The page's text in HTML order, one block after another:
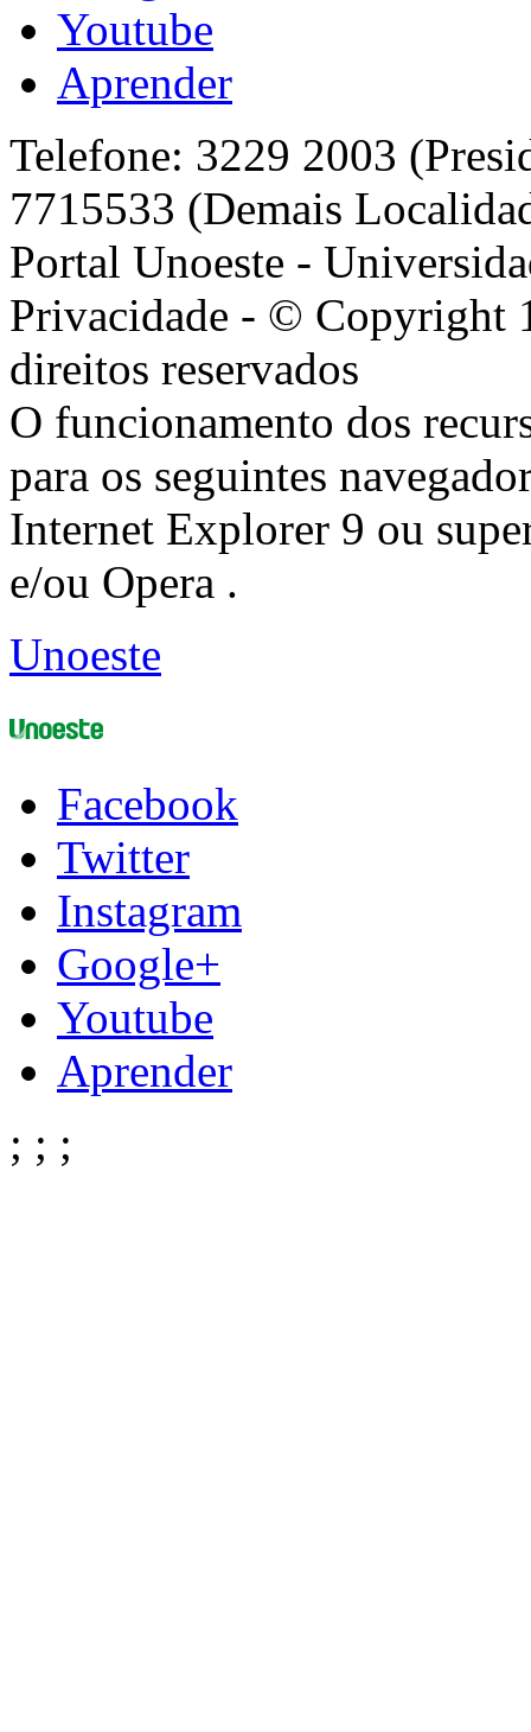
Youtube
Aprender
Telefone: 3229 2003
7715533 (Demais
Portal Unoeste -
Privacidade - © Copyright
direitos reservados
O funcionamento dos
para os seguintes
Internet Explorer 9 ou
e/ou Opera .
Unoeste
Facebook
Twitter
Instagram
Google+
Youtube
Aprender
; ; ;